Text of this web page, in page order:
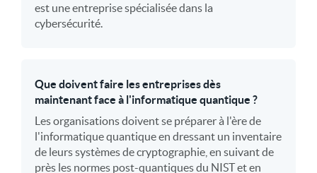
est une entreprise spécialisée dans la
cybersécurité.
Que doivent faire les entreprises dès
maintenant face à l'informatique quantique ?
Les organisations doivent se préparer à l'ère de
l'informatique quantique en dressant un inventaire
de leurs systèmes de cryptographie, en suivant de
près les normes post-quantiques du NIST et en